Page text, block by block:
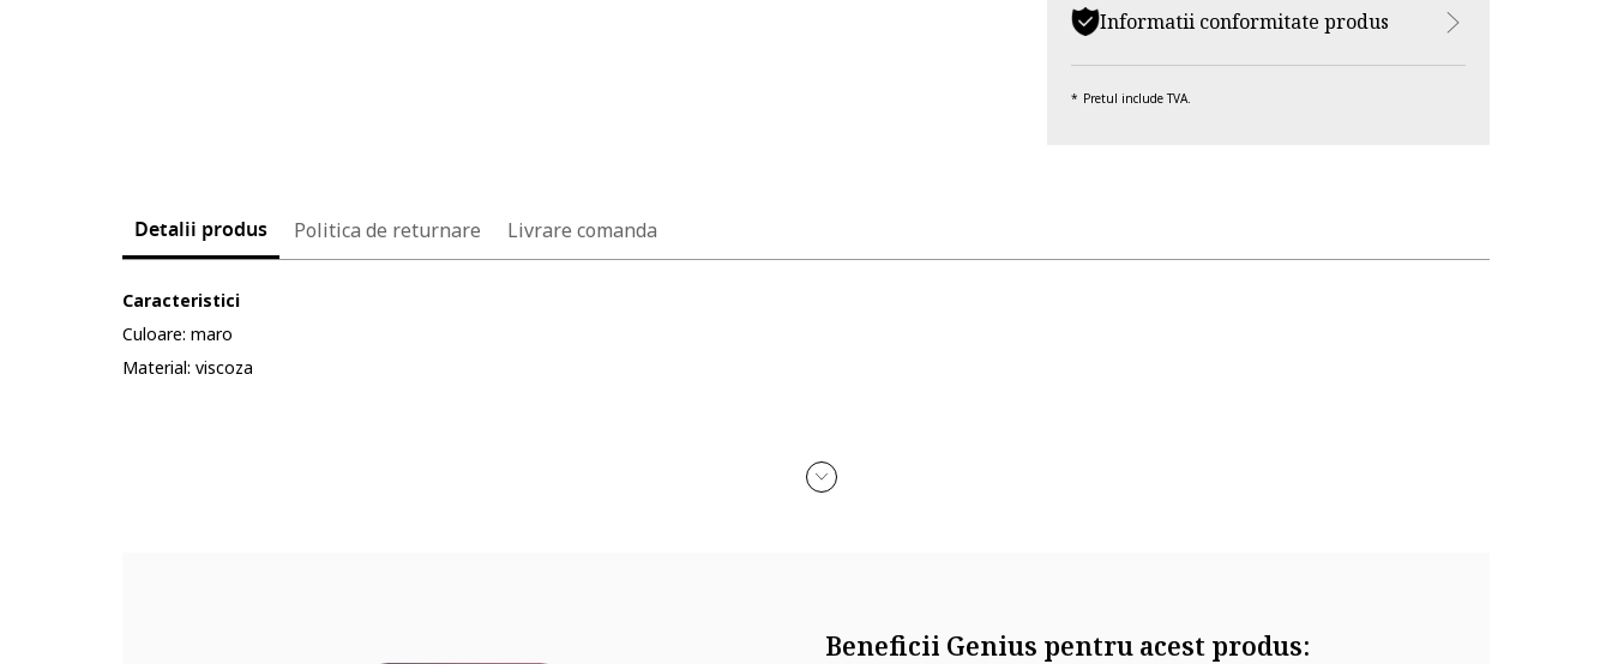
Informatii conformitate produs
Pretul include TVA.
Detalii produs Politica de returnare Livrare comanda
Caracteristici
Culoare: maro
Material: viscoza
Beneficii Genius pentru acest produs: